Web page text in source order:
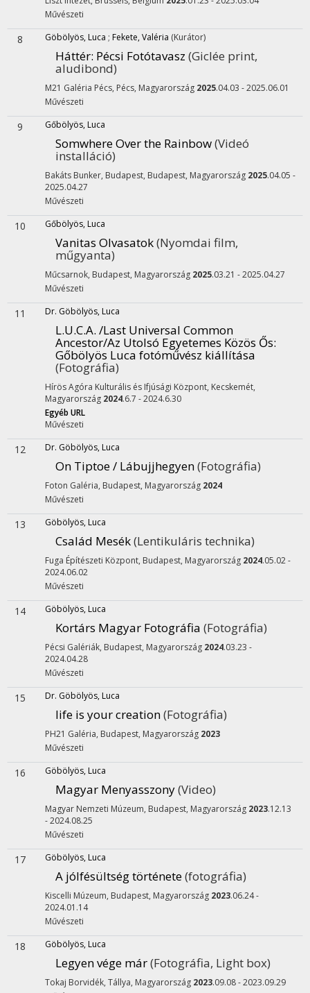
Művészeti
8 Göbölyös, Luca ; Fekete, Valéria (Kurátor)
Háttér: Pécsi Fotótavasz (Giclée print,
aludibond)
M21 Galéria Pécs, Pécs, Magyarország 2025.04.03 - 2025.06.01
Művészeti
9 Gőbölyös, Luca
Somwhere Over the Rainbow(Videó
installáció)
Bakáts Bunker, Budapest, Budapest, Magyarország 2025.04.05 -
2025.04.27
Művészeti
10 Gőbölyös, Luca
Vanitas Olvasatok(Nyomdai film,
műgyanta)
Műcsarnok, Budapest, Magyarország 2025.03.21 - 2025.04.27
Művészeti
11 Dr. Göbölyös, Luca
L.U.C.A. /Last Universal Common
Ancestor/Az Utolsó Egyetemes Közös Ős:
Gőbölyös Luca fotóművész kiállítása
(Fotográfia)
Hírös Agóra Kulturális és Ifjúsági Központ, Kecskemét,
Magyarország 2024.6.7 - 2024.6.30
Egyéb URL
Művészeti
12 Dr. Göbölyös, Luca
On Tiptoe / Lábujjhegyen(Fotográfia)
Foton Galéria, Budapest, Magyarország 2024
Művészeti
13 Göbölyös, Luca
Család Mesék(Lentikuláris technika)
Fuga Építészeti Központ, Budapest, Magyarország 2024.05.02 -
2024.06.02
Művészeti
14 Göbölyös, Luca
Kortárs Magyar Fotográfia (Fotográfia)
Pécsi Galériák, Budapest, Magyarország 2024.03.23 -
2024.04.28
Művészeti
15 Dr. Göbölyös, Luca
life is your creation(Fotográfia)
PH21 Galéria, Budapest, Magyarország 2023
Művészeti
16 Göbölyös, Luca
Magyar Menyasszony(Video)
Magyar Nemzeti Múzeum, Budapest, Magyarország 2023.12.13
- 2024.08.25
Művészeti
17 Göbölyös, Luca
A jólfésültség története(fotográfia)
Kiscelli Múzeum, Budapest, Magyarország 2023.06.24 -
2024.01.14
Művészeti
18 Göbölyös, Luca
Legyen vége már(Fotográfia, Light box)
Tokaj Borvidék, Tállya, Magyarország 2023.09.08 - 2023.09.29